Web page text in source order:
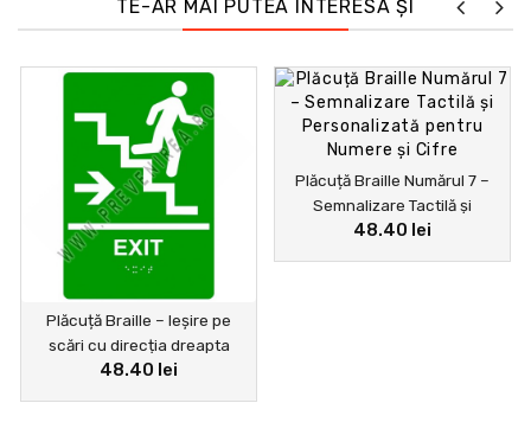
TE-AR MAI PUTEA INTERESA ȘI
Plăcuță Braille – Ieșire pe
scări cu direcția dreapta
48.40 lei
Plăcuță Braille Numărul 7 –
Semnalizare Tactilă și
Personalizată pentru Numere
48.40 lei